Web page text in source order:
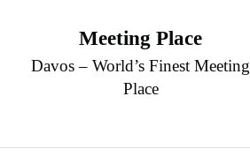
Meeting Place
Davos – World’s Finest Meeting
Place